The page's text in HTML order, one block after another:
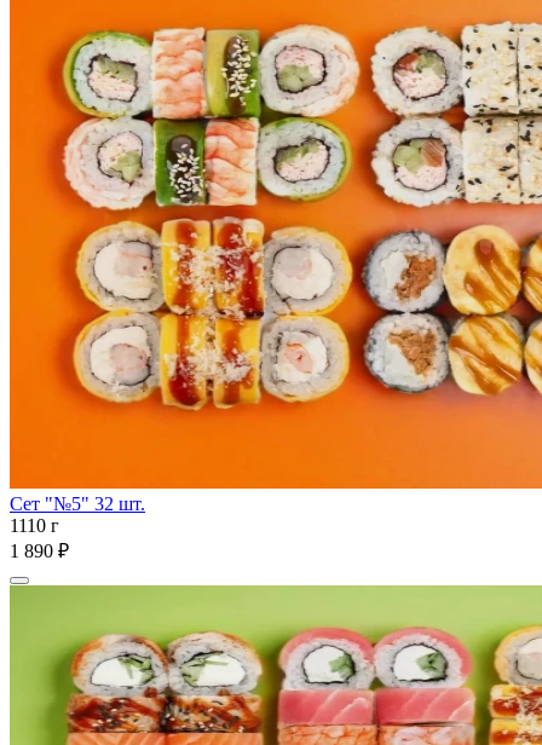
Сет "№5" 32 шт.
1110 г
1 890 ₽